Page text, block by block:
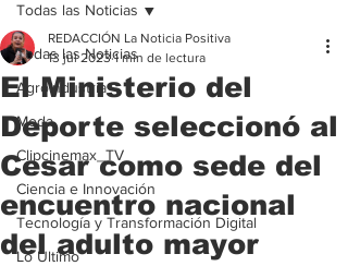
Todas las Noticias
Agroindustria
Moda
Clipcinemax_TV
Ciencia e Innovación
Tecnología y Transformación Digital
Lo Ultimo
Todas las Noticias
El Ministerio del
Deporte seleccionó al
Cesar como sede del
encuentro nacional
del adulto mayor
REDACCIÓN La Noticia Positiva
13 jul 2023 1 min de lectura